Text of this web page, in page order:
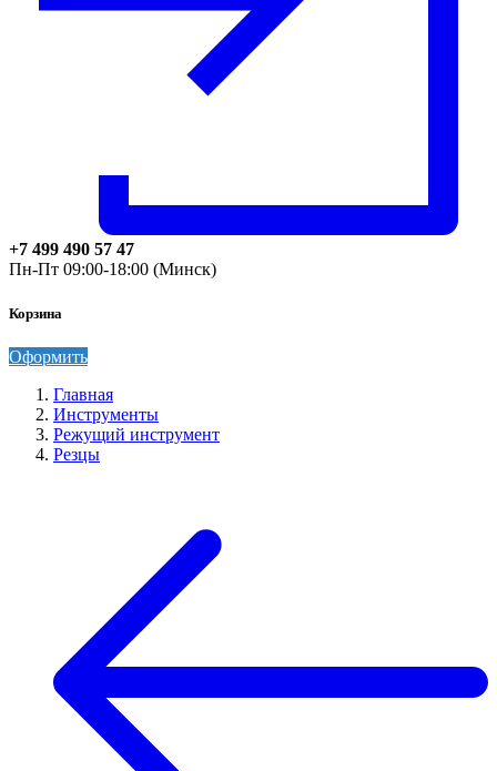
+7 499 490 57 47
Пн-Пт 09:00-18:00 (Минск)
Корзина
Оформить
Главная
Инструменты
Режущий инструмент
Резцы